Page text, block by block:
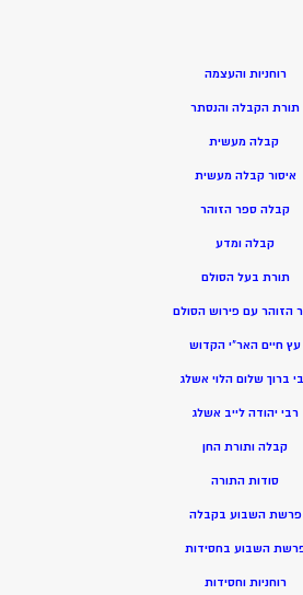
רוחניות והעצמה
תורת הקבלה והנסתר
קבלה מעשית
איסור קבלה מעשית
קבלה ספר הזוהר
קבלה ומדע
תורת בעל הסולם
הזוהר עם פירוש הסולם
עץ חיים האר”י הקדוש
ברוך שלום הלוי אשלג
רבי יהודה לייב אשלג
קבלה ותורת החן
סודות התורה
פרשת השבוע בקבלה
השבוע בחסידות
רוחניות וחסידות